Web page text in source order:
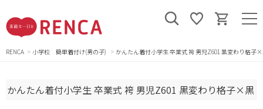
RENCA 小学校 簡単着付け(男の子) かんたん着付小学生 卒業式 袴 男児Z601 黒変わり格子
かんたん着付小学生 卒業式 袴 男児Z601 黒変わり格子×黒